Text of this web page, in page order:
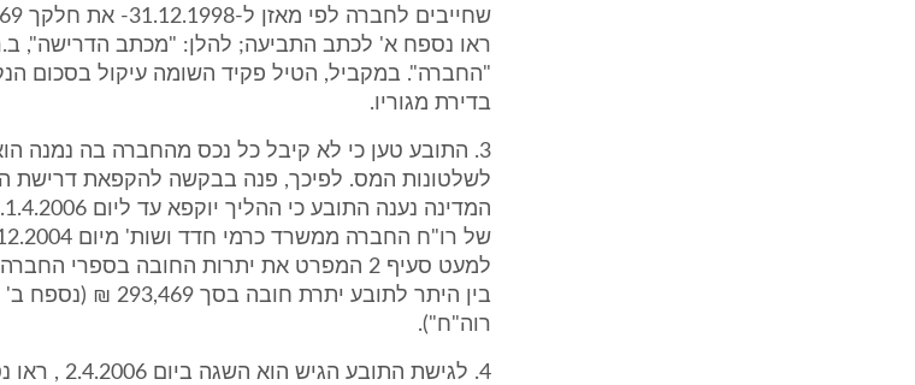
ראו נספח א' לכתב התביעה; להלן: "מכתב הדרישה",
"החברה". במקביל, הטיל פקיד השומה עיקול בסכום
בדירת מגוריו.
3. התובע טען כי לא קיבל כל נכס מהחברה בה נמנה
לשלטונות המס. לפיכך, פנה בבקשה להקפאת דרישת
בין היתר לתובע יתרת
רוה"ח").
4. לגישת